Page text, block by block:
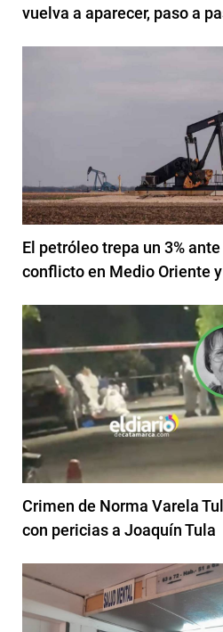
vuelva a aparecer, paso a
El petróleo trepa un 3%
conflicto en Medio Oriente
Crimen de Norma Varela
con pericias a Joaquín Tula